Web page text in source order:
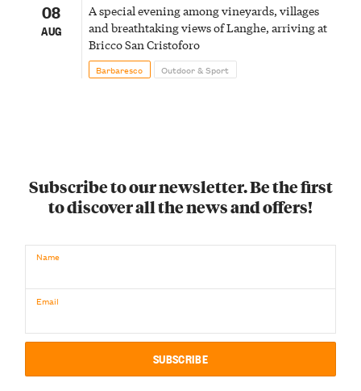
08
AUG
A special evening among vineyards, villages
and breathtaking views of Langhe, arriving at
Bricco San Cristoforo
Barbaresco Outdoor & Sport
Subscribe to our newsletter. Be the first
to discover all the news and offers!
Name
Email